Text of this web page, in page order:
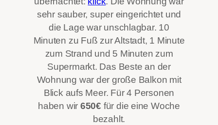
sehr sauber, super eingerichtet und
die Lage war unschlagbar. 10
Minuten zu Fuß zur Altstadt, 1 Minute
zum Strand und 5 Minuten zum
Supermarkt. Das Beste an der
Wohnung war der große Balkon mit
Blick aufs Meer. Für 4 Personen
haben wir 650€ für die eine Woche
bezahlt.